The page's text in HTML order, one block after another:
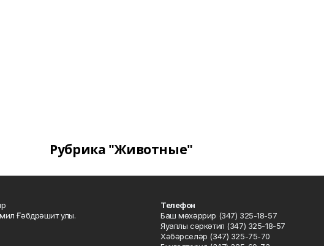
Рубрика "Животные"
Ғәбдрәшит улы.
Телефон
Баш мөхәррир (347) 325-18-57
Яуаплы сәркәтип (347) 325-18-57
Хәбәрселәр (347) 325-75-70